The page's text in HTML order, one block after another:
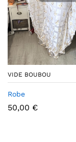
VIDE BOUBOU
Robe
50,00 €